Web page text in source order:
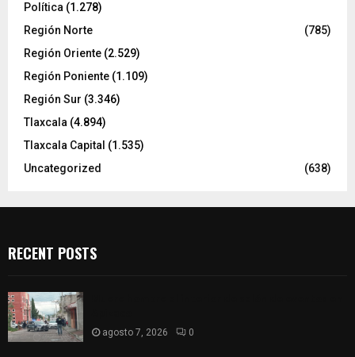
Política (1.278)
Región Norte
(785)
Región Oriente (2.529)
Región Poniente (1.109)
Región Sur (3.346)
Tlaxcala (4.894)
Tlaxcala Capital (1.535)
Uncategorized
(638)
RECENT POSTS
agosto 7, 2026 0